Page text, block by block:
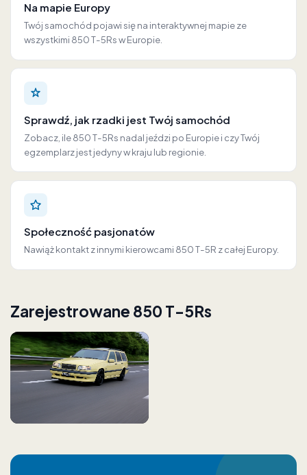
Na mapie Europy
Twój samochód pojawi się na interaktywnej mapie ze
wszystkimi 850 T-5Rs w Europie.
Sprawdź, jak rzadki jest Twój samochód
Zobacz, ile 850 T-5Rs nadal jeździ po Europie i czy Twój
egzemplarz jest jedyny w kraju lub regionie.
Społeczność pasjonatów
Nawiąż kontakt z innymi kierowcami 850 T-5R z całej Europy.
Zarejestrowane 850 T-5Rs